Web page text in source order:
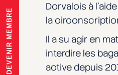
DEVENIR MEMBRE
Dorvalois à
la
Il a su agir en
interdire les
active depuis